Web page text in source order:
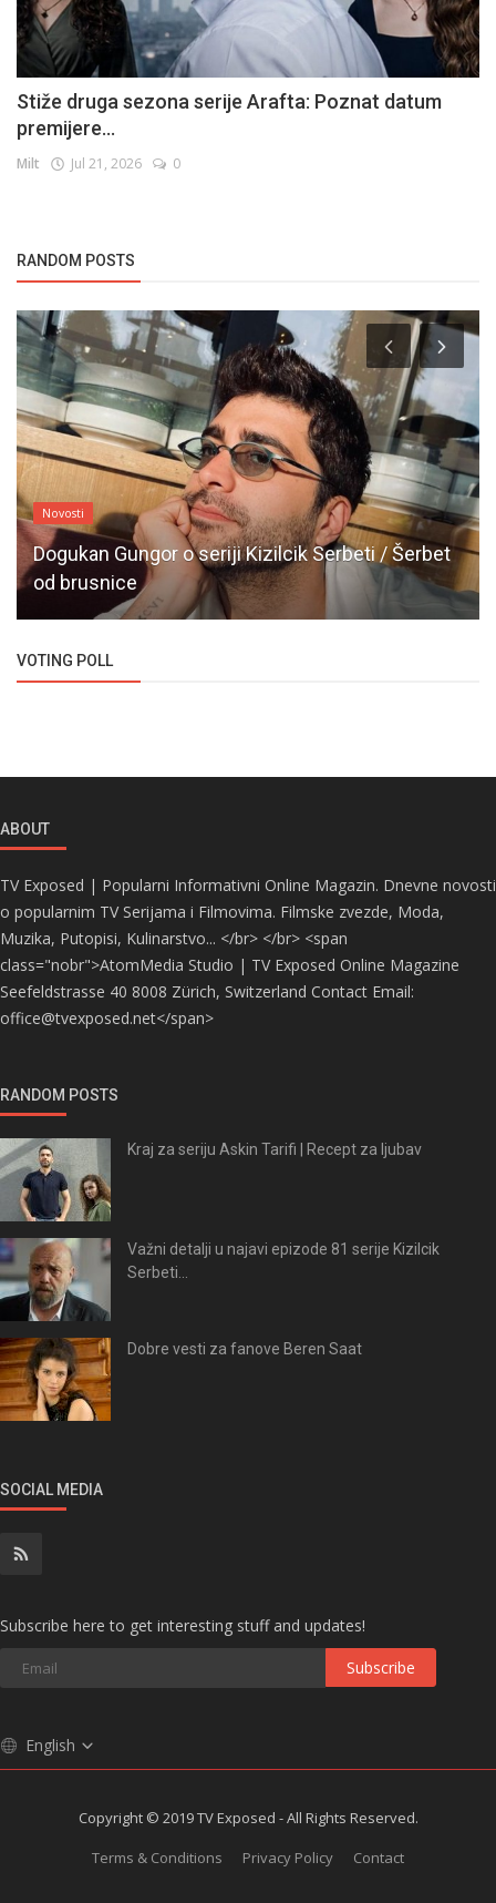
Stiže druga sezona serije Arafta: Poznat datum
premijere...
Milt Jul 21, 2026 0
RANDOM POSTS
Novosti
Dogukan Gungor o seriji Kizilcik Serbeti / Šerbet
od brusnice
VOTING POLL
ABOUT
TV Exposed | Popularni Informativni Online Magazin. Dnevne novosti
o popularnim TV Serijama i Filmovima. Filmske zvezde, Moda,
Muzika, Putopisi, Kulinarstvo... </br> </br> <span
class="nobr">AtomMedia Studio | TV Exposed Online Magazine
Seefeldstrasse 40 8008 Zürich, Switzerland Contact Email:
office@tvexposed.net</span>
RANDOM POSTS
Kraj za seriju Askin Tarifi | Recept za ljubav
Važni detalji u najavi epizode 81 serije Kizilcik
Serbeti...
Dobre vesti za fanove Beren Saat
SOCIAL MEDIA
Subscribe here to get interesting stuff and updates!
Subscribe
English
Copyright © 2019 TV Exposed - All Rights Reserved.
Terms & Conditions
Privacy Policy Contact